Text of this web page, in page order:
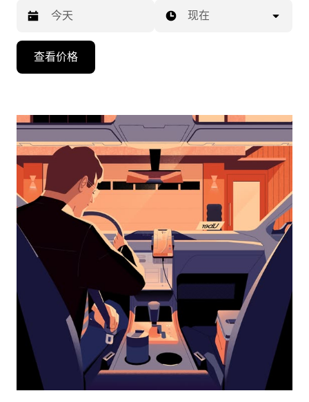
向
头
浏
日
并
期。
按
退
现在
查看价格